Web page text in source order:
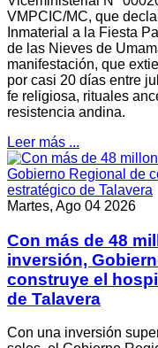
VMPCIC/MC, que
Inmaterial a la Fiesta
de las Nieves de
manifestación, que
por casi 20 días entre
fe religiosa, rituales
resistencia andina.
Leer más ...
Martes, Ago 04 2026
Con más de 48
inversión,
construye el
de Talavera
Con una inversión